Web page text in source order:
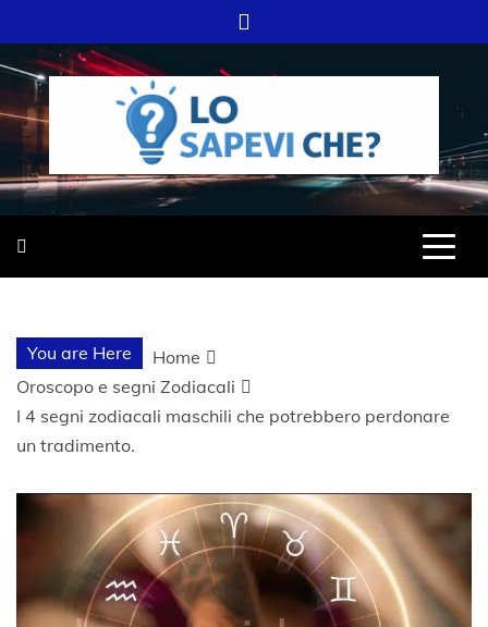
to
content
LO SAPEVI
CHE?
SITO WEB DEL GRUPPO LIFELIVE
You are Here
Home
Oroscopo e segni Zodiacali
I 4 segni zodiacali maschili che potrebbero perdonare
un tradimento.